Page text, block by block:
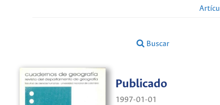
Buscar
Publicado
1997-01-01